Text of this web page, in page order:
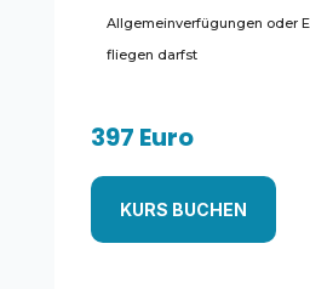
Allgemeinverfügungen oder
fliegen darfst
397 Euro
KURS BUCHEN